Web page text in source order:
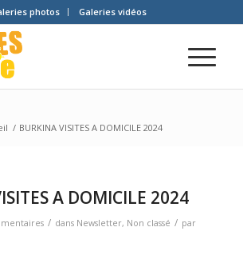
photos Galeries vidéos
/ BURKINA VISITES A DOMICILE 2024
A DOMICILE 2024
/ dans Newsletter, Non classé / par